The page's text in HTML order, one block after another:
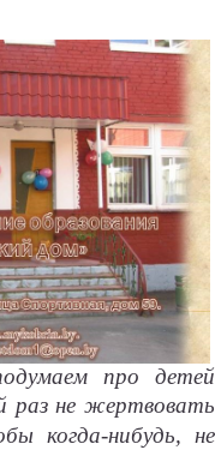
про детей
раз не жертвовать
когда-нибудь, не